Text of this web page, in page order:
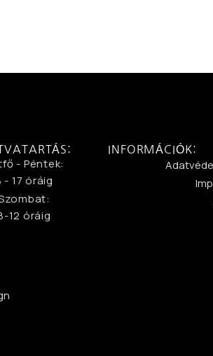
- Péntek:
- 17 óráig
12 óráig
INFORMÁCIÓK: